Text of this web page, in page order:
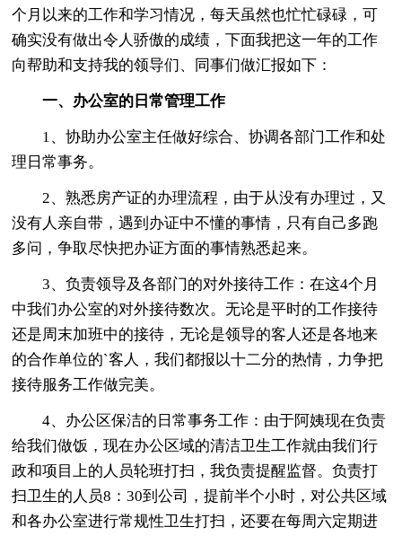
个月以来的工作和学习情况，每天虽然也忙忙碌碌，可
确实没有做出令人骄傲的成绩，下面我把这一年的工作
向帮助和支持我的领导们、同事们做汇报如下：
一、办公室的日常管理工作
1、协助办公室主任做好综合、协调各部门工作和处
理日常事务。
2、熟悉房产证的办理流程，由于从没有办理过，又
没有人亲自带，遇到办证中不懂的事情，只有自己多跑
多问，争取尽快把办证方面的事情熟悉起来。
3、负责领导及各部门的对外接待工作：在这4个月
中我们办公室的对外接待数次。无论是平时的工作接待
还是周末加班中的接待，无论是领导的客人还是各地来
的合作单位的`客人，我们都报以十二分的热情，力争把
接待服务工作做完美。
4、办公区保洁的日常事务工作：由于阿姨现在负责
给我们做饭，现在办公区域的清洁卫生工作就由我们行
政和项目上的人员轮班打扫，我负责提醒监督。负责打
扫卫生的人员8：30到公司，提前半个小时，对公共区域
和各办公室进行常规性卫生打扫，还要在每周六定期进